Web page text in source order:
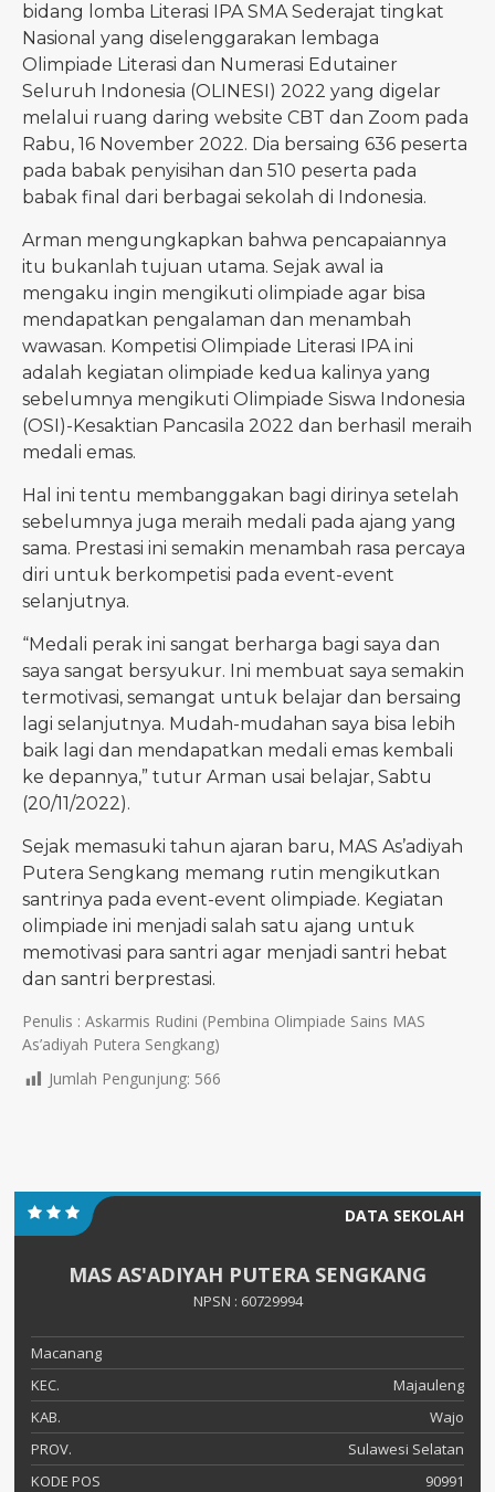
bidang lomba Literasi IPA SMA Sederajat tingkat
Nasional yang diselenggarakan lembaga
Olimpiade Literasi dan Numerasi Edutainer
Seluruh Indonesia (OLINESI) 2022 yang digelar
melalui ruang daring website CBT dan Zoom pada
Rabu, 16 November 2022. Dia bersaing 636 peserta
pada babak penyisihan dan 510 peserta pada
babak final dari berbagai sekolah di Indonesia.
Arman mengungkapkan bahwa pencapaiannya
itu bukanlah tujuan utama. Sejak awal ia
mengaku ingin mengikuti olimpiade agar bisa
mendapatkan pengalaman dan menambah
wawasan. Kompetisi Olimpiade Literasi IPA ini
adalah kegiatan olimpiade kedua kalinya yang
sebelumnya mengikuti Olimpiade Siswa Indonesia
(OSI)-Kesaktian Pancasila 2022 dan berhasil meraih
medali emas.
Hal ini tentu membanggakan bagi dirinya setelah
sebelumnya juga meraih medali pada ajang yang
sama. Prestasi ini semakin menambah rasa percaya
diri untuk berkompetisi pada event-event
selanjutnya.
“Medali perak ini sangat berharga bagi saya dan
saya sangat bersyukur. Ini membuat saya semakin
termotivasi, semangat untuk belajar dan bersaing
lagi selanjutnya. Mudah-mudahan saya bisa lebih
baik lagi dan mendapatkan medali emas kembali
ke depannya,” tutur Arman usai belajar, Sabtu
(20/11/2022).
Sejak memasuki tahun ajaran baru, MAS As’adiyah
Putera Sengkang memang rutin mengikutkan
santrinya pada event-event olimpiade. Kegiatan
olimpiade ini menjadi salah satu ajang untuk
memotivasi para santri agar menjadi santri hebat
dan santri berprestasi.
Penulis : Askarmis Rudini (Pembina Olimpiade Sains MAS
As’adiyah Putera Sengkang)
Jumlah Pengunjung: 566
DATA SEKOLAH
MAS AS'ADIYAH PUTERA SENGKANG
NPSN : 60729994
Macanang
KEC.
Majauleng
KAB.
Wajo
PROV.
Sulawesi Selatan
KODE POS
90991